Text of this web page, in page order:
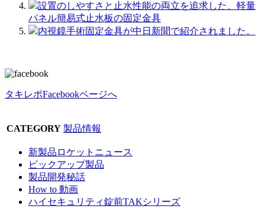
設置のしやすさと止水性能の両立を追求した、軽量
パネル簡易式止水板の固定金具
内視鏡手術固定金具が中日新聞で紹介されました。
タキレポFacebookページへ
CATEGORY 製品情報
新製品ロケットニュース
ピックアップ製品
製品開発秘話
How to 動画
ハイセキュリティ錠前TAKシリーズ